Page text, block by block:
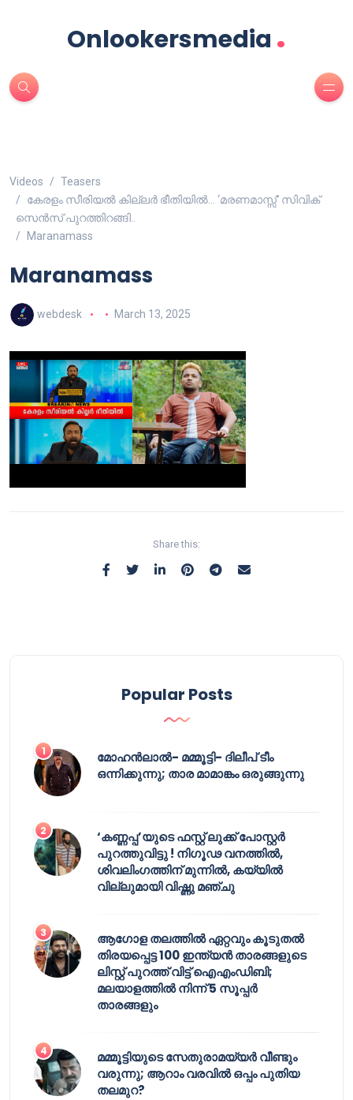
Onlookersmedia .
Videos
Teasers
കേരളം സീരിയൽ കില്ലർ ഭീതിയിൽ… ‘മരണമാസ്സ്’ സിവിക്
സെൻസ് പുറത്തിറങ്ങി..
Maranamass
Maranamass
webdesk March 13, 2025
Share this:
Popular Posts
മോഹൻലാൽ- മമ്മൂട്ടി- ദിലീപ് ടീം
ഒന്നിക്കുന്നു; താര മാമാങ്കം ഒരുങ്ങുന്നു
‘കണ്ണപ്പ’യുടെ ഫസ്റ്റ് ലുക്ക് പോസ്റ്റർ
പുറത്തുവിട്ടു ! നിഗൂഢ വനത്തിൽ,
ശിവലിംഗത്തിന് മുന്നിൽ, കയ്യിൽ
വില്ലുമായി വിഷ്ണു മഞ്ചു
ആഗോള തലത്തിൽ ഏറ്റവും കൂടുതൽ
തിരയപ്പെട്ട 100 ഇന്ത്യൻ താരങ്ങളുടെ
ലിസ്റ്റ് പുറത്ത് വിട്ട് ഐഎംഡിബി;
മലയാളത്തിൽ നിന്ന് 5 സൂപ്പർ
താരങ്ങളും
മമ്മൂട്ടിയുടെ സേതുരാമയ്യർ വീണ്ടും
വരുന്നു; ആറാം വരവിൽ ഒപ്പം പുതിയ
തലമുറ?